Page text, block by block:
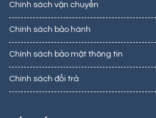
Chính sách vận chuyển
Chính sách bảo hành
Chính sách bảo mật thông tin
Chính sách đổi trả